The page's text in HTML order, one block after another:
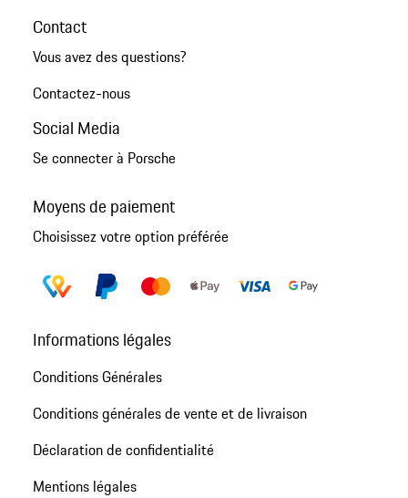
Contact
Vous avez des questions?
Contactez-nous
Social Media
Se connecter à Porsche
Moyens de paiement
Choisissez votre option préférée
Informations légales
Conditions Générales
Conditions générales de vente et de livraison
Déclaration de confidentialité
Mentions légales